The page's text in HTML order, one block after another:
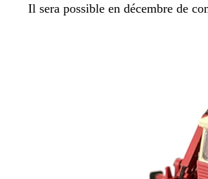
Il sera possible en décembre de